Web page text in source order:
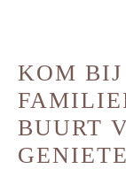
KOM BIJ
BUURT